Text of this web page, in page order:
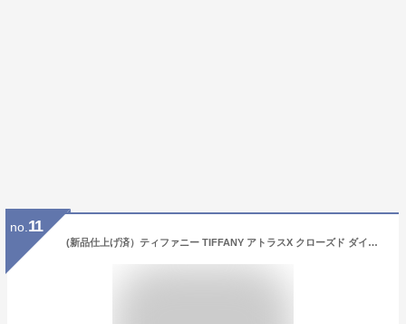
no. 11
(新品仕上げ済）ティファニー TIFFANY アトラスX クローズド ダイヤ リング 指輪 K18 PG × ダイヤ 約12.5号 8574